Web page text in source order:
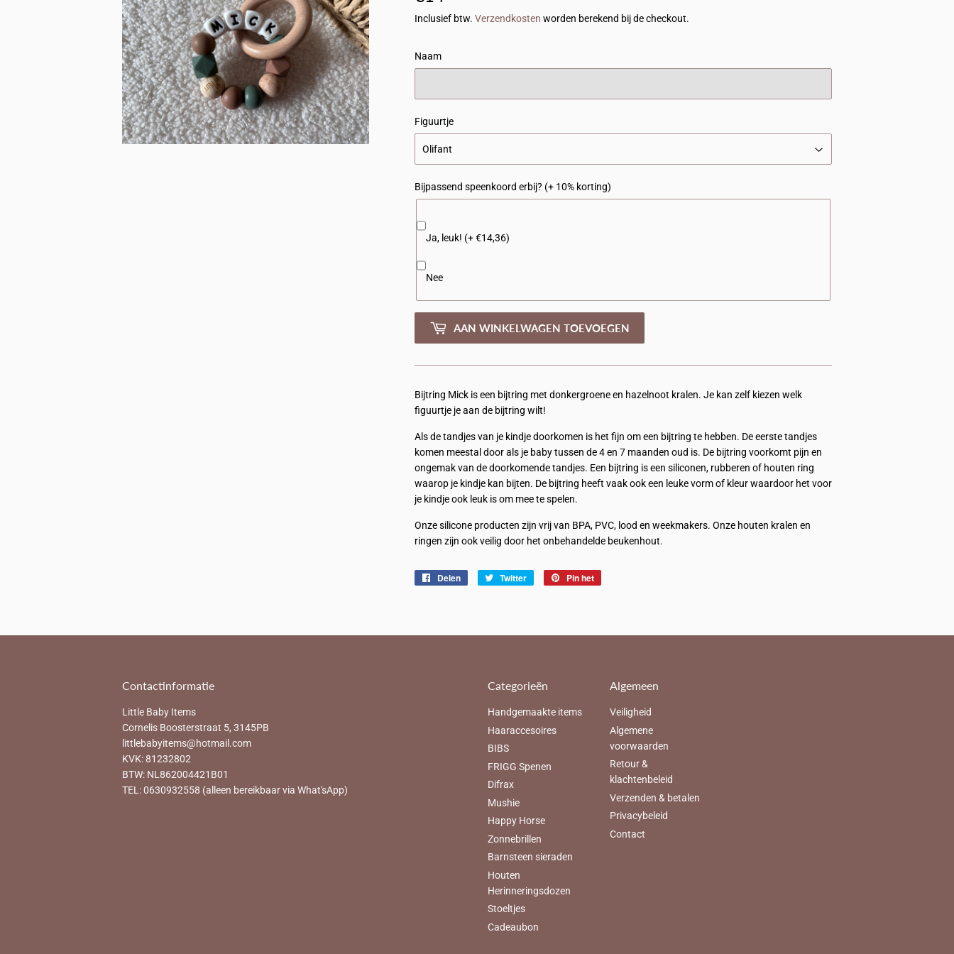
Inclusief btw. Verzendkosten worden berekend bij de checkout.
Naam
Figuurtje
Bijpassend speenkoord erbij? (+ 10% korting)
Ja, leuk! (+ €14,36)
Nee
AAN WINKELWAGEN TOEVOEGEN
Bijtring Mick is een bijtring met donkergroene en hazelnoot kralen. Je kan zelf kiezen welk
figuurtje je aan de bijtring wilt!
Als de tandjes van je kindje doorkomen is het fijn om een bijtring te hebben. De eerste tandjes
komen meestal door als je baby tussen de 4 en 7 maanden oud is. De bijtring voorkomt pijn en
ongemak van de doorkomende tandjes. Een bijtring is een siliconen, rubberen of houten ring
waarop je kindje kan bijten. De bijtring heeft vaak ook een leuke vorm of kleur waardoor het voor
je kindje ook leuk is om mee te spelen.
Onze silicone producten zijn vrij van BPA, PVC, lood en weekmakers. Onze houten kralen en
ringen zijn ook veilig door het onbehandelde beukenhout.
Delen
Delen
Twitter
TwitterenPin het
Contactinformatie
Little Baby Items
Cornelis Boosterstraat 5, 3145PB
littlebabyitems@hotmail.com
KVK: 81232802
BTW: NL862004421B01
TEL: 0630932558 (alleen bereikbaar via What'sApp)
Categorieën
Handgemaakte items
Haaraccesoires
BIBS
FRIGG Spenen
Difrax
Mushie
Happy Horse
Zonnebrillen
Barnsteen sieraden
Houten
Herinneringsdozen
Stoeltjes
Cadeaubon
Algemeen
Veiligheid
Algemene
voorwaarden
Retour &
klachtenbeleid
Verzenden & betalen
Privacybeleid
Contact